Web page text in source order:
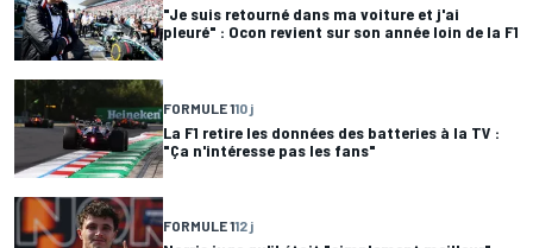
"Je suis retourné dans ma voiture et j'ai
pleuré" : Ocon revient sur son année loin de la F1
FORMULE 110 j
La F1 retire les données des batteries à la TV :
"Ça n'intéresse pas les fans"
FORMULE 112 j